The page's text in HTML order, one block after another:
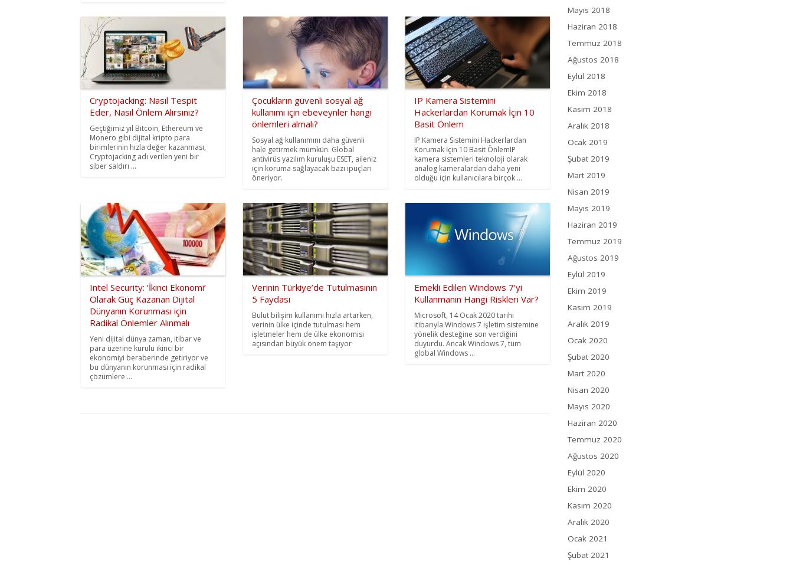
Cryptojacking: Nasıl Tespit
Eder, Nasıl Önlem Alırsınız?
Geçtiğimiz yıl Bitcoin, Ethereum ve
Monero gibi dijital kripto para
birimlerinin hızla değer kazanması,
Cryptojacking adı verilen yeni bir
siber saldırı ...
Çocukların güvenli sosyal ağ
kullanımı için ebeveynler hangi
önlemleri almalı?
Sosyal ağ kullanımını daha güvenli
hale getirmek mümkün. Global
antivirüs yazılım kuruluşu ESET, aileniz
için koruma sağlayacak bazı ipuçları
öneriyor.
IP Kamera Sistemini
Hackerlardan Korumak İçin 10
Basit Önlem
IP Kamera Sistemini Hackerlardan
Korumak İçin 10 Basit ÖnlemIP
kamera sistemleri teknoloji olarak
analog kameralardan daha yeni
olduğu için kullanıcılara birçok ...
Intel Security: ‘İkinci Ekonomi’
Olarak Güç Kazanan Dijital
Dünyanın Korunması için
Radikal Önlemler Alınmalı
Yeni dijital dünya zaman, itibar ve
para üzerine kurulu ikinci bir
ekonomiyi beraberinde getiriyor ve
bu dünyanın korunması için radikal
çözümlere ...
Verinin Türkiye’de Tutulmasının
5 Faydası
Bulut bilişim kullanımı hızla artarken,
verinin ülke içinde tutulması hem
işletmeler hem de ülke ekonomisi
açısından büyük önem taşıyor
Emekli Edilen Windows 7’yi
Kullanmanın Hangi Riskleri Var?
Microsoft, 14 Ocak 2020 tarihi
itibarıyla Windows 7 işletim sistemine
yönelik desteğine son verdiğini
duyurdu. Ancak Windows 7, tüm
global Windows ...
Mayıs 2018
Haziran 2018
Temmuz 2018
Ağustos 2018
Eylül 2018
Ekim 2018
Kasım 2018
Aralık 2018
Ocak 2019
Şubat 2019
Mart 2019
Nisan 2019
Mayıs 2019
Haziran 2019
Temmuz 2019
Ağustos 2019
Eylül 2019
Ekim 2019
Kasım 2019
Aralık 2019
Ocak 2020
Şubat 2020
Mart 2020
Nisan 2020
Mayıs 2020
Haziran 2020
Temmuz 2020
Ağustos 2020
Eylül 2020
Ekim 2020
Kasım 2020
Aralık 2020
Ocak 2021
Şubat 2021